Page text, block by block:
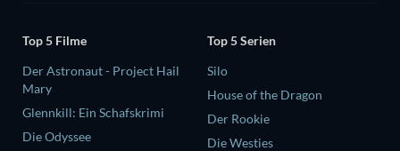
Top 5 Filme
Der Astronaut - Project Hail
Mary
Glennkill: Ein Schafskrimi
Die Odyssee
Top 5 Serien
Silo
House of the Dragon
Der Rookie
Die Westies